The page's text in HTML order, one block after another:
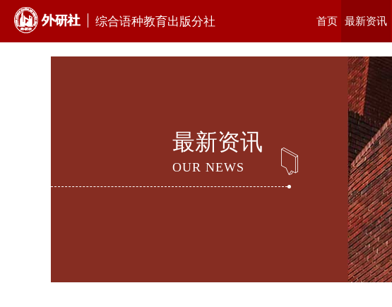
综合语种教育出版分社 首页 最新资讯
最新资讯
OUR NEWS